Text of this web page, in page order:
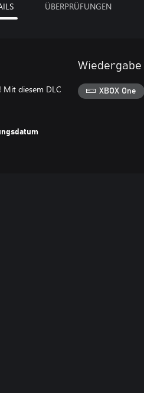
ÜBERPRÜFUNGEN
Mit diesem DLC
XBOX One